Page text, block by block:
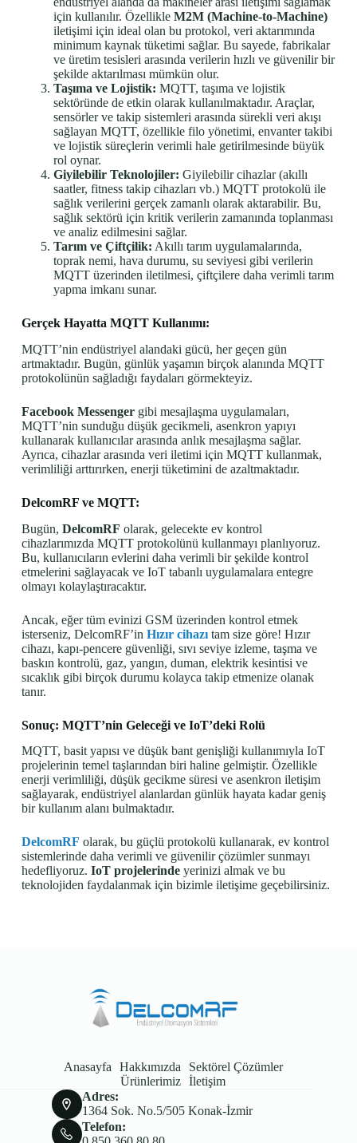
için kullanılır. Özellikle M2M (Machine-to-Machine)
iletişimi için ideal olan bu protokol, veri aktarımında
minimum kaynak tüketimi sağlar. Bu sayede, fabrikalar
ve üretim tesisleri arasında verilerin hızlı ve güvenilir bir
şekilde aktarılması mümkün olur.
Taşıma ve Lojistik: MQTT, taşıma ve lojistik
sektöründe de etkin olarak kullanılmaktadır. Araçlar,
sensörler ve takip sistemleri arasında sürekli veri akışı
sağlayan MQTT, özellikle filo yönetimi, envanter takibi
ve lojistik süreçlerin verimli hale getirilmesinde büyük
rol oynar.
Giyilebilir Teknolojiler: Giyilebilir cihazlar (akıllı
saatler, fitness takip cihazları vb.) MQTT protokolü ile
sağlık verilerini gerçek zamanlı olarak aktarabilir. Bu,
sağlık sektörü için kritik verilerin zamanında toplanması
ve analiz edilmesini sağlar.
Tarım ve Çiftçilik: Akıllı tarım uygulamalarında,
toprak nemi, hava durumu, su seviyesi gibi verilerin
MQTT üzerinden iletilmesi, çiftçilere daha verimli tarım
yapma imkanı sunar.
Gerçek Hayatta MQTT Kullanımı:
MQTT’nin endüstriyel alandaki gücü, her geçen gün
artmaktadır. Bugün, günlük yaşamın birçok alanında MQTT
protokolünün sağladığı faydaları görmekteyiz.
Facebook Messengergibi mesajlaşma uygulamaları,
MQTT’nin sunduğu düşük gecikmeli, asenkron yapıyı
kullanarak kullanıcılar arasında anlık mesajlaşma sağlar.
Ayrıca, cihazlar arasında veri iletimi için MQTT kullanmak,
verimliliği arttırırken, enerji tüketimini de azaltmaktadır.
DelcomRF ve MQTT:
Bugün, DelcomRF olarak, gelecekte ev kontrol
cihazlarımızda MQTT protokolünü kullanmayı planlıyoruz.
Bu, kullanıcıların evlerini daha verimli bir şekilde kontrol
etmelerini sağlayacak ve IoT tabanlı uygulamalara entegre
olmayı kolaylaştıracaktır.
Ancak, eğer tüm evinizi GSM üzerinden kontrol etmek
isterseniz, DelcomRF’in Hızır cihazıtam size göre! Hızır
cihazı, kapı-pencere güvenliği, sıvı seviye izleme, taşma ve
baskın kontrolü, gaz, yangın, duman, elektrik kesintisi ve
sıcaklık gibi birçok durumu kolayca takip etmenize olanak
tanır.
Sonuç: MQTT’nin Geleceği ve IoT’deki Rolü
MQTT, basit yapısı ve düşük bant genişliği kullanımıyla IoT
projelerinin temel taşlarından biri haline gelmiştir. Özellikle
enerji verimliliği, düşük gecikme süresi ve asenkron iletişim
sağlayarak, endüstriyel alanlardan günlük hayata kadar geniş
bir kullanım alanı bulmaktadır.
DelcomRF olarak, bu güçlü protokolü kullanarak, ev kontrol
sistemlerinde daha verimli ve güvenilir çözümler sunmayı
hedefliyoruz. IoT projelerindeyerinizi almak ve bu
teknolojiden faydalanmak için bizimle iletişime geçebilirsiniz.
Anasayfa Hakkımızda
Sektörel Çözümler
Ürünlerimiz İletişim
Adres:
1364 Sok. No.5/505 Konak-İzmir
Telefon: